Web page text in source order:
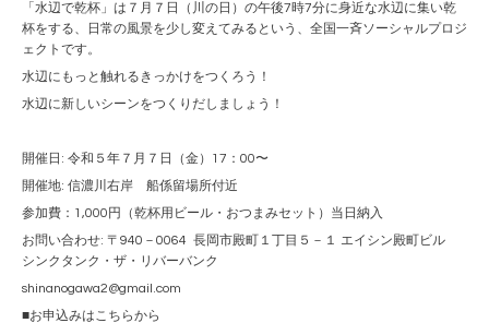
「水辺で乾杯」は７月７日（川の日）の午後7時7分に身近な水辺に集い乾
杯をする、日常の風景を少し変えてみるという、全国一斉ソーシャルプロジ
ェクトです。
水辺にもっと触れるきっかけをつくろう！
水辺に新しいシーンをつくりだしましょう！
開催日: 令和５年７月７日（金）17：00〜
開催地: 信濃川右岸 船係留場所付近
参加費：1,000円（乾杯用ビール・おつまみセット）当日納入
お問い合わせ: 〒940－0064 長岡市殿町１丁目５－１ エイシン殿町ビル
シンクタンク・ザ・リバーバンク
shinanogawa2@gmail.com
■お申込みはこちらから